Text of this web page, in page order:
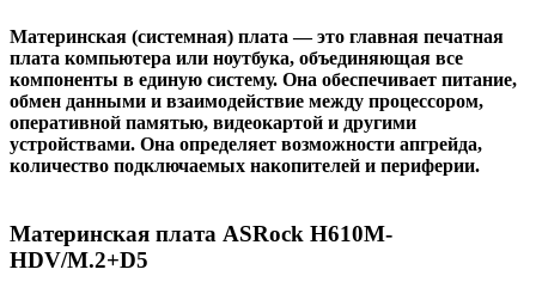
Материнская (системная) плата — это главная печатная
плата компьютера или ноутбука, объединяющая все
компоненты в единую систему. Она обеспечивает питание,
обмен данными и взаимодействие между процессором,
оперативной памятью, видеокартой и другими
устройствами. Она определяет возможности апгрейда,
количество подключаемых накопителей и периферии.
Материнская плата ASRock H610M-
HDV/M.2+D5